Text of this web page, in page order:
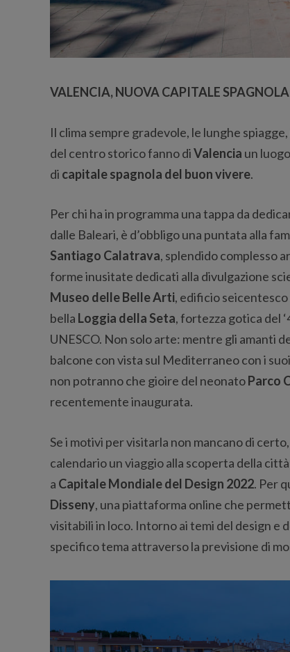
VALENCIA, NUOVA CAPITALE
Il clima sempre gradevole, le lunghe
del centro storico fanno diValencia un
di capitale spagnola del buon vivere.
Per chi ha in programma una tappa da
dalle Baleari, è d’obbligo una puntata alla
Santiago Calatrava, splendido complesso
forme inusitate dedicati alla divulgazione
Museo delle Belle Arti, edificio seicentesco
bella Loggia della Seta, fortezza gotica del
UNESCO. Non solo arte: mentre gli amanti
balcone con vista sul Mediterraneo con i
non potranno che gioire del neonatoParco
recentemente inaugurata.
Se i motivi per visitarla non mancano di
calendario un viaggio alla scoperta della
a Capitale Mondiale del Design 2022. Per
Disseny, una piattaforma online che
visitabili in loco. Intorno ai temi del design e
specifico tema attraverso la previsione di